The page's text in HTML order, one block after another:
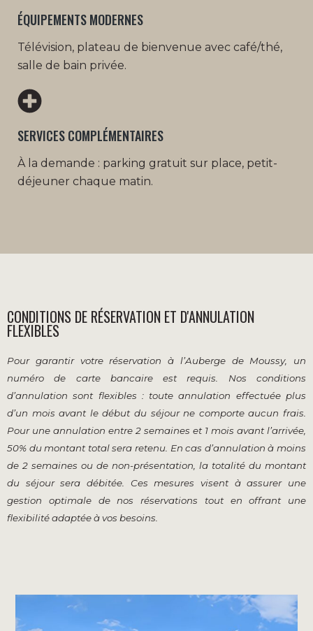
ÉQUIPEMENTS MODERNES
Télévision, plateau de bienvenue avec café/thé,
salle de bain privée.
SERVICES COMPLÉMENTAIRES
À la demande : parking gratuit sur place, petit-
déjeuner chaque matin.
CONDITIONS DE RÉSERVATION ET D'ANNULATION
FLEXIBLES
Pour garantir votre réservation à l’Auberge de Moussy, un
numéro de carte bancaire est requis. Nos conditions
d’annulation sont flexibles : toute annulation effectuée plus
d’un mois avant le début du séjour ne comporte aucun frais.
Pour une annulation entre 2 semaines et 1 mois avant l’arrivée,
50% du montant total sera retenu. En cas d’annulation à moins
de 2 semaines ou de non-présentation, la totalité du montant
du séjour sera débitée. Ces mesures visent à assurer une
gestion optimale de nos réservations tout en offrant une
flexibilité adaptée à vos besoins.